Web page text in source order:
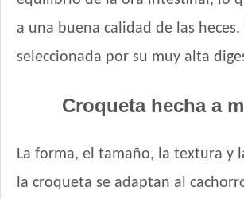
a una buena calidad de las
seleccionada por su muy alta
Croqueta hecha a
La forma, el tamaño, la textura y
la croqueta se adaptan al